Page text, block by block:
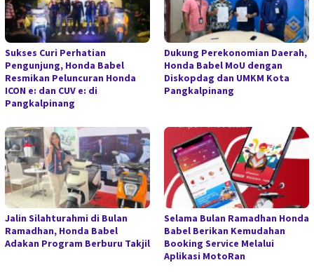
Sukses Curi Perhatian
Pengunjung, Honda Babel
Resmikan Peluncuran Honda
ICON e: dan CUV e: di
Pangkalpinang
Dukung Perekonomian Daerah,
Honda Babel MoU dengan
Diskopdag dan UMKM Kota
Pangkalpinang
Jalin Silahturahmi di Bulan
Ramadhan, Honda Babel
Adakan Program Berburu Takjil
Selama Bulan Ramadhan Honda
Babel Berikan Kemudahan
Booking Service Melalui
Aplikasi MotoRan